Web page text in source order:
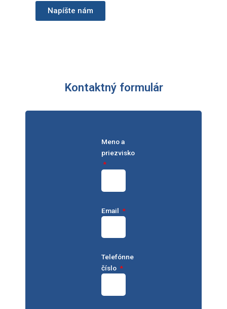
Napíšte nám
Kontaktný formulár
Meno a
priezvisko
Email
Telefónne
číslo